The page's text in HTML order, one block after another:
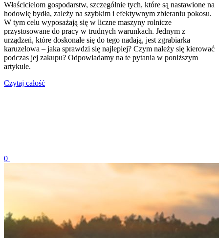
Właścicielom gospodarstw, szczególnie tych, które są nastawione na
hodowlę bydła, zależy na szybkim i efektywnym zbieraniu pokosu.
W tym celu wyposażają się w liczne maszyny rolnicze
przystosowane do pracy w trudnych warunkach. Jednym z
urządzeń, które doskonale się do tego nadają, jest zgrabiarka
karuzelowa – jaka sprawdzi się najlepiej? Czym należy się kierować
podczas jej zakupu? Odpowiadamy na te pytania w poniższym
artykule.
Czytaj całość
0